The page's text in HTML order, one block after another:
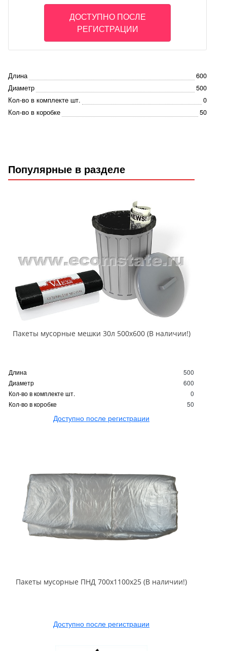
ДОСТУПНО ПОСЛЕ
РЕГИСТРАЦИИ
Длина
600
Диаметр
500
Кол-во в комплекте шт.
0
Кол-во в коробке
50
Популярные в разделе
Пакеты мусорные мешки 30л 500х600 (В наличии!)
Длина
500
Диаметр
600
Кол-во в комплекте шт.
0
Кол-во в коробке
50
Доступно после регистрации
Пакеты мусорные ПНД 700x1100x25 (В наличии!)
Доступно после регистрации